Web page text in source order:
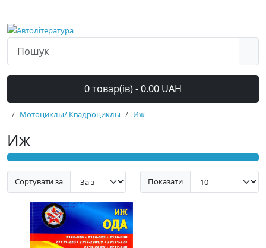
0 товар(ів) - 0.00 UAH
Мотоциклы/ Квадроциклы Иж
Иж
Сортувати за Показати